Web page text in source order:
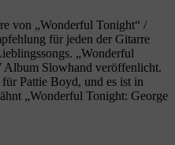
von „Wonderful Tonight“ /
für jeden der Gitarre
„Wonderful
Album Slowhand veröffenlicht.
Pattie Boyd, und es ist in
„Wonderful Tonight: George